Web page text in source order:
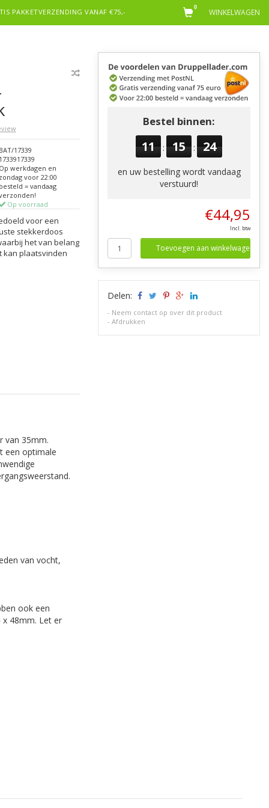
PAKKETVERZENDING VANAF €75,- WINKELWAGEN
0
BAT/17339
1733917339
Op werkdagen en
zondag voor 22:00
besteld = vandaag
Op voorraad
voor een
stekkerdoos
het van belang
kan plaatsvinden
van 35mm.
een optimale
van vocht,
ook een
48mm. Let er
Bestel binnen:
11 : 15 : 24
en uw bestelling wordt vandaag
verstuurd!
€44,95
Incl. btw
Toevoegen aan winkelwagen
Delen:
- Neem contact op over dit product
-Afdrukken